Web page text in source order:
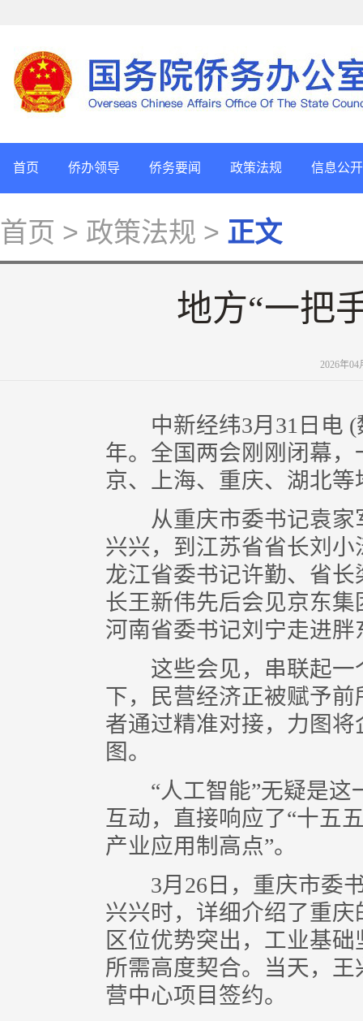
首页 侨办领导 侨务要闻 政策法规 信息公开
首页 > 政策法规 > 正文
地方“一把
2026年
中新经纬3月31日电 (
年。全国两会刚刚闭幕
京、上海、重庆、湖北等
从重庆市委书记袁家
兴兴，到江苏省省长刘
龙江省委书记许勤、省
长王新伟先后会见京东
河南省委书记刘宁走进
这些会见，串联起一
下，民营经济正被赋予
者通过精准对接，力图
图。
“人工智能”无疑是这
互动，直接响应了“十五
产业应用制高点”。
3月26日，重庆市委书
兴兴时，详细介绍了重
区位优势突出，工业基
所需高度契合。当天，
营中心项目签约。